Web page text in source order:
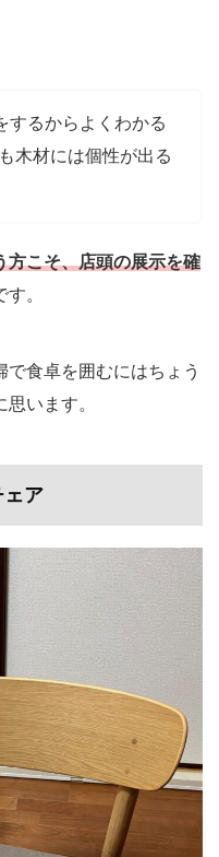
するからよくわかる
木材には個性が出る
方こそ、店頭の展示を確
す。
食卓を囲むにはちょう
います。
ェア